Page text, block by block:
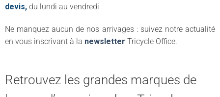
devis, du lundi au vendredi
Ne manquez aucun de nos arrivages : suivez notre actualité
en vous inscrivant à la newsletter Tricycle Office.
Retrouvez les grandes marques de